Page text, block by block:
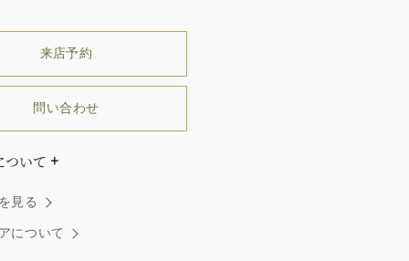
来店予約
問い合わせ
ついて
トンはそう語りました。ハリー・ウィンストンによって
た最高品質のダイヤモンド及びジェムストーンは、ひと
が唯一無二の個性を有する天然の素材であるため、同製
見る
について